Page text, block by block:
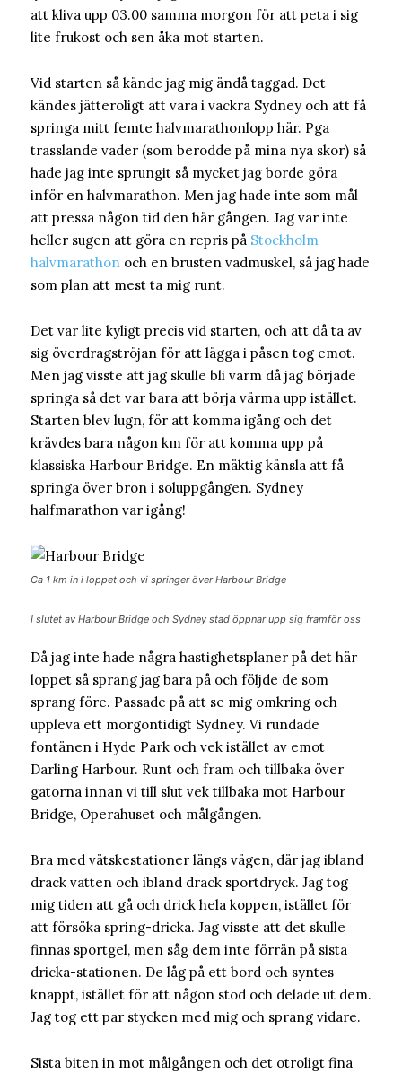
att kliva upp 03.00 samma morgon för att peta i sig
lite frukost och sen åka mot starten.
Vid starten så kände jag mig ändå taggad. Det
kändes jätteroligt att vara i vackra Sydney och att få
springa mitt femte halvmarathonlopp här. Pga
trasslande vader (som berodde på mina nya skor) så
hade jag inte sprungit så mycket jag borde göra
inför en halvmarathon. Men jag hade inte som mål
att pressa någon tid den här gången. Jag var inte
heller sugen att göra en repris på Stockholm
halvmarathon och en brusten vadmuskel, så jag hade
som plan att mest ta mig runt.
Det var lite kyligt precis vid starten, och att då ta av
sig överdragströjan för att lägga i påsen tog emot.
Men jag visste att jag skulle bli varm då jag började
springa så det var bara att börja värma upp istället.
Starten blev lugn, för att komma igång och det
krävdes bara någon km för att komma upp på
klassiska Harbour Bridge. En mäktig känsla att få
springa över bron i soluppgången. Sydney
halfmarathon var igång!
Ca 1 km in i loppet och vi springer över Harbour Bridge
I slutet av Harbour Bridge och Sydney stad öppnar upp sig framför oss
Då jag inte hade några hastighetsplaner på det här
loppet så sprang jag bara på och följde de som
sprang före. Passade på att se mig omkring och
uppleva ett morgontidigt Sydney. Vi rundade
fontänen i Hyde Park och vek istället av emot
Darling Harbour. Runt och fram och tillbaka över
gatorna innan vi till slut vek tillbaka mot Harbour
Bridge, Operahuset och målgången.
Bra med vätskestationer längs vägen, där jag ibland
drack vatten och ibland drack sportdryck. Jag tog
mig tiden att gå och drick hela koppen, istället för
att försöka spring-dricka. Jag visste att det skulle
finnas sportgel, men såg dem inte förrän på sista
dricka-stationen. De låg på ett bord och syntes
knappt, istället för att någon stod och delade ut dem.
Jag tog ett par stycken med mig och sprang vidare.
Sista biten in mot målgången och det otroligt fina